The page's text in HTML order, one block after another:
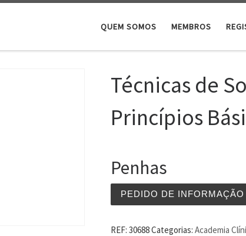
QUEM SOMOS MEMBROS
Técnicas de
Princípios
Penhas
PEDIDO DE INFORMAÇÃO
REF:30688Categorias:Academia